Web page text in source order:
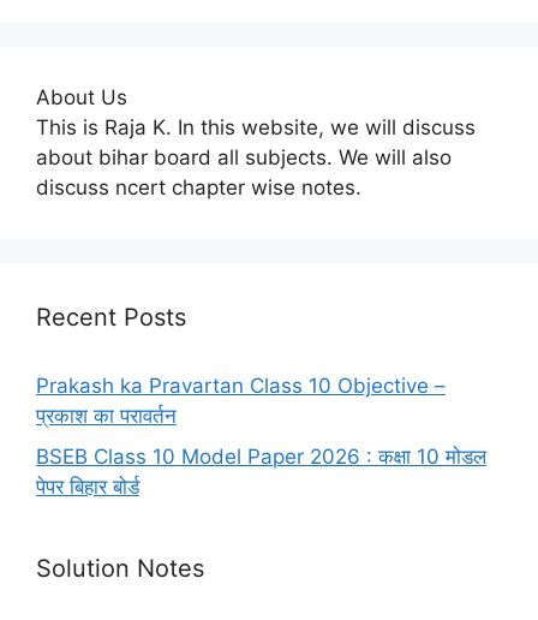
About Us
This is Raja K. In this website, we will discuss
about bihar board all subjects. We will also
discuss ncert chapter wise notes.
Recent Posts
Prakash ka Pravartan Class 10 Objective –
प्रकाश का परावर्तन
BSEB Class 10 Model Paper 2026 : कक्षा 10 मोडल
पेपर बिहार बोर्ड
Solution Notes